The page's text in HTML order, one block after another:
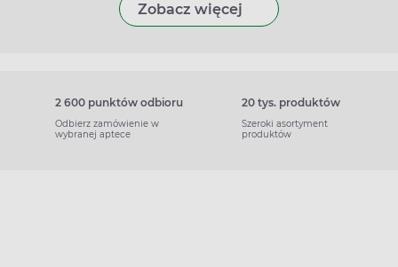
Zobacz więcej
2 600 punktów odbioru
Odbierz zamówienie w
wybranej aptece
20 tys. produktów
Szeroki asortyment
produktów